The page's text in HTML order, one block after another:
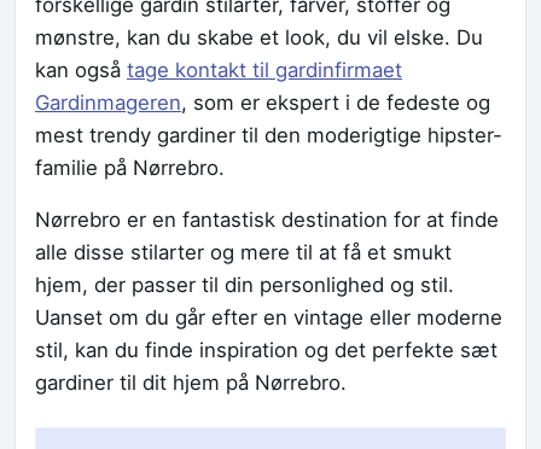
forskellige gardin stilarter, farver, stoffer og
mønstre, kan du skabe et look, du vil elske. Du
kan også tage kontakt til gardinfirmaet
Gardinmageren, som er ekspert i de fedeste og
mest trendy gardiner til den moderigtige hipster-
familie på Nørrebro.
Nørrebro er en fantastisk destination for at finde
alle disse stilarter og mere til at få et smukt
hjem, der passer til din personlighed og stil.
Uanset om du går efter en vintage eller moderne
stil, kan du finde inspiration og det perfekte sæt
gardiner til dit hjem på Nørrebro.